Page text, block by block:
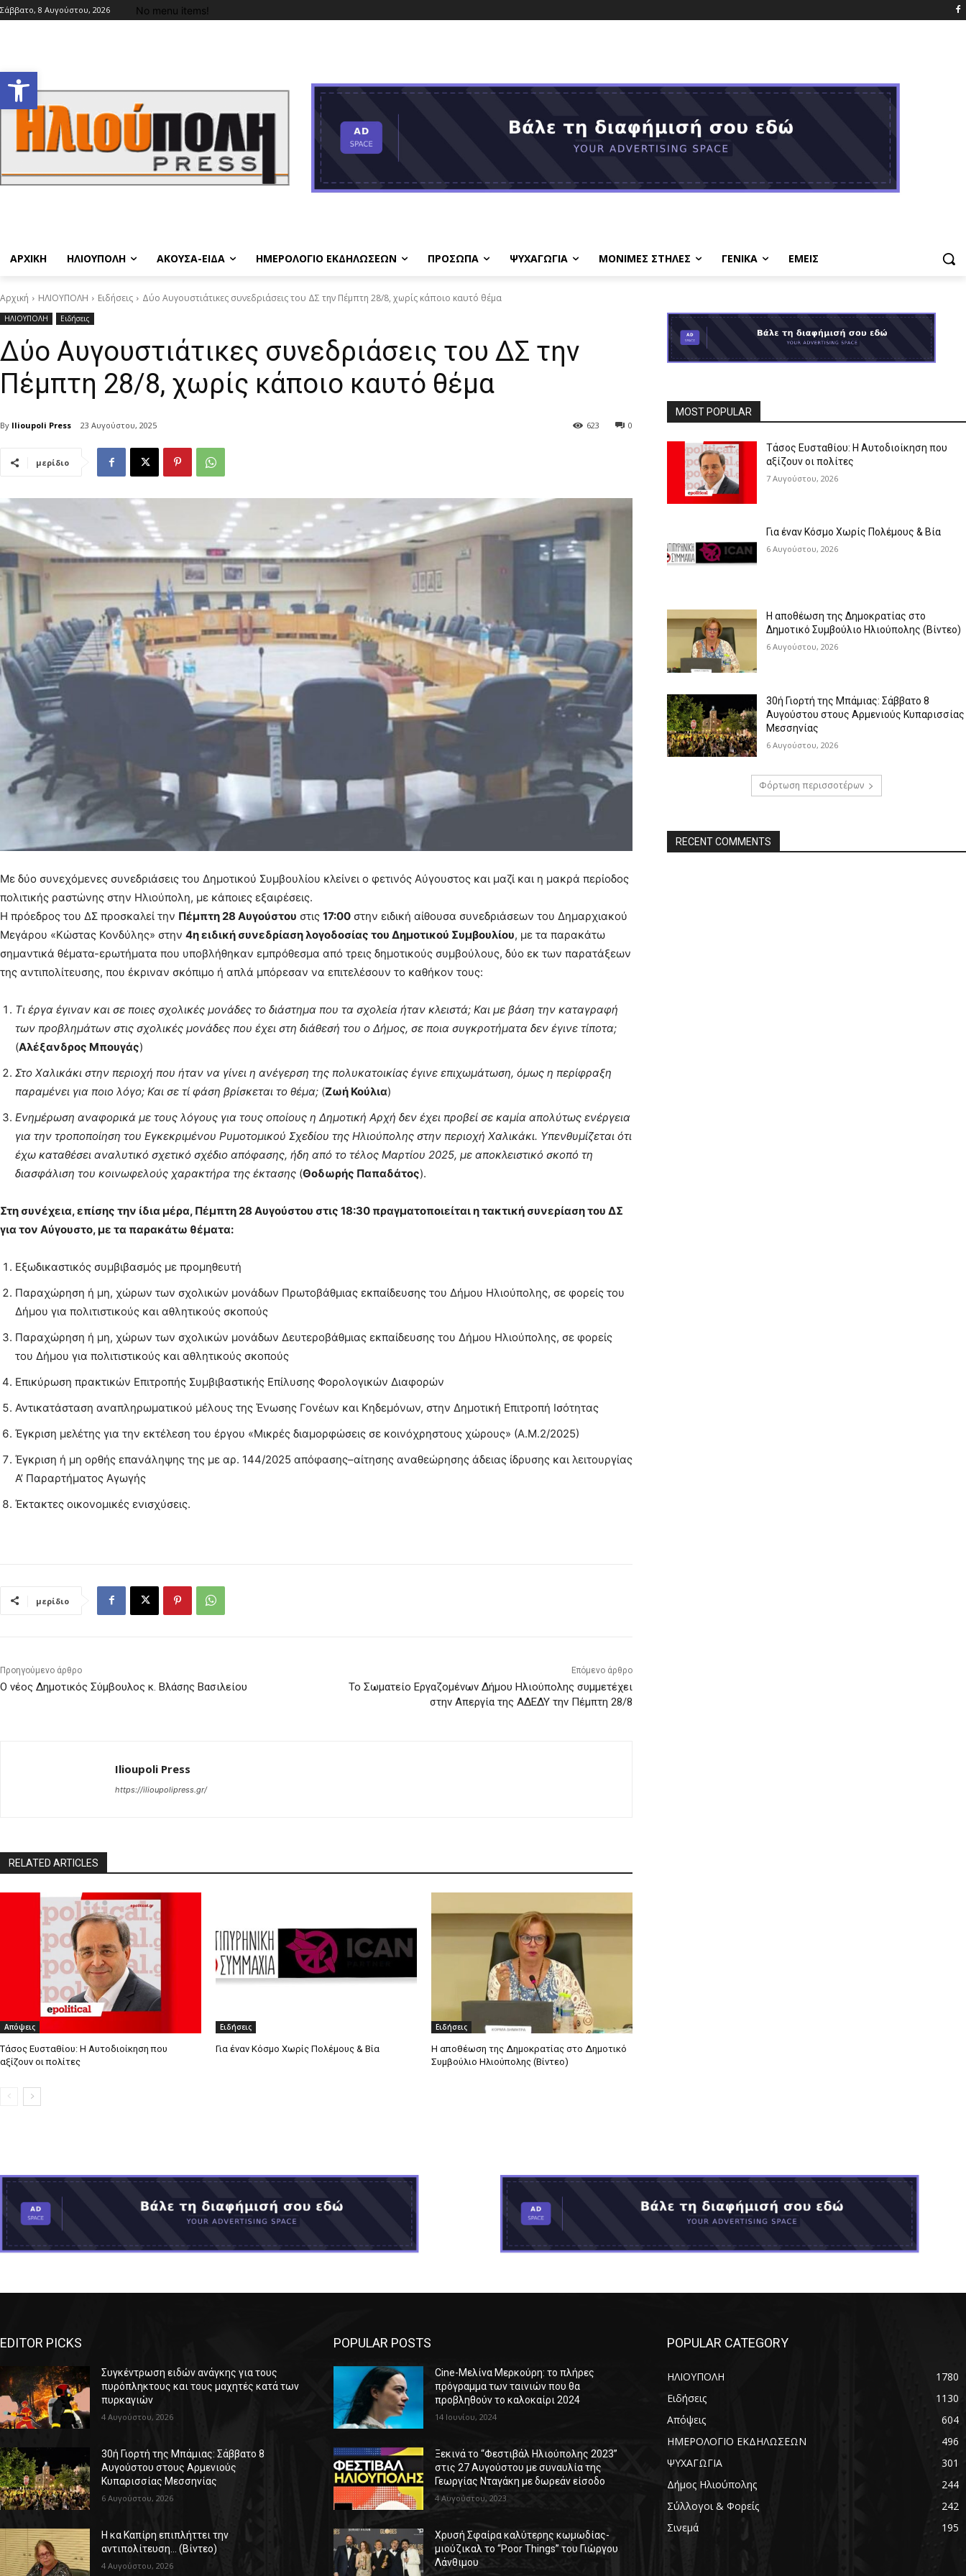
Ανοίξτε τη γραμμή εργαλείων
Σάββατο, 8 Αυγούστου, 2026 No menu items!
ΑΡΧΙΚΗ ΗΛΙΟΥΠΟΛΗ ΑΚΟΥΣΑ-ΕΙΔΑ ΗΜΕΡΟΛΟΓΙΟ ΕΚΔΗΛΩΣΕΩΝ ΠΡΟΣΩΠΑ ΨΥΧΑΓΩΓΙΑ ΜΟΝΙΜΕΣ ΣΤΗΛΕΣ ΓΕΝΙΚΑ ΕΜΕΙΣ
Αρχική ΗΛΙΟΥΠΟΛΗ Ειδήσεις Δύο Αυγουστιάτικες συνεδριάσεις του ΔΣ την Πέμπτη 28/8, χωρίς κάποιο καυτό θέμα
ΗΛΙΟΥΠΟΛΗ Ειδήσεις
Δύο Αυγουστιάτικες συνεδριάσεις του ΔΣ την
Πέμπτη 28/8, χωρίς κάποιο καυτό θέμα
By Ilioupoli Press 23 Αυγούστου, 2025 0
623
μερίδιο
Με δύο συνεχόμενες συνεδριάσεις του Δημοτικού Συμβουλίου κλείνει ο φετινός Αύγουστος και μαζί και η μακρά περίοδος
πολιτικής ραστώνης στην Ηλιούπολη, με κάποιες εξαιρέσεις.
Η πρόεδρος του ΔΣ προσκαλεί την Πέμπτη 28 Αυγούστου στις 17:00 στην ειδική αίθουσα συνεδριάσεων του Δημαρχιακού
Μεγάρου «Κώστας Κονδύλης» στην 4η ειδική συνεδρίαση λογοδοσίας του Δημοτικού Συμβουλίου, με τα παρακάτω
σημαντικά θέματα-ερωτήματα που υποβλήθηκαν εμπρόθεσμα από τρεις δημοτικούς συμβούλους, δύο εκ των παρατάξεων
της αντιπολίτευσης, που έκριναν σκόπιμο ή απλά μπόρεσαν να επιτελέσουν το καθήκον τους:
Τι έργα έγιναν και σε ποιες σχολικές μονάδες το διάστημα που τα σχολεία ήταν κλειστά; Και με βάση την καταγραφή
των προβλημάτων στις σχολικές μονάδες που έχει στη διάθεσή του ο Δήμος, σε ποια συγκροτήματα δεν έγινε τίποτα;
(Αλέξανδρος Μπουγάς)
Στο Χαλικάκι στην περιοχή που ήταν να γίνει η ανέγερση της πολυκατοικίας έγινε επιχωμάτωση, όμως η περίφραξη
παραμένει για ποιο λόγο; Και σε τί φάση βρίσκεται το θέμα; (Ζωή Κούλια)
Ενημέρωση αναφορικά με τους λόγους για τους οποίους η Δημοτική Αρχή δεν έχει προβεί σε καμία απολύτως ενέργεια
για την τροποποίηση του Εγκεκριμένου Ρυμοτομικού Σχεδίου της Ηλιούπολης στην περιοχή Χαλικάκι. Υπενθυμίζεται ότι
έχω καταθέσει αναλυτικό σχετικό σχέδιο απόφασης, ήδη από το τέλος Μαρτίου 2025, με αποκλειστικό σκοπό τη
διασφάλιση του κοινωφελούς χαρακτήρα της έκτασης (Θοδωρής Παπαδάτος).
Στη συνέχεια, επίσης την ίδια μέρα, Πέμπτη 28 Αυγούστου στις 18:30 πραγματοποιείται η τακτική συνερίαση του ΔΣ
για τον Αύγουστο, με τα παρακάτω θέματα:
Εξωδικαστικός συμβιβασμός με προμηθευτή
Παραχώρηση ή μη, χώρων των σχολικών μονάδων Πρωτοβάθμιας εκπαίδευσης του Δήμου Ηλιούπολης, σε φορείς του
Δήμου για πολιτιστικούς και αθλητικούς σκοπούς
Παραχώρηση ή μη, χώρων των σχολικών μονάδων Δευτεροβάθμιας εκπαίδευσης του Δήμου Ηλιούπολης, σε φορείς
του Δήμου για πολιτιστικούς και αθλητικούς σκοπούς
Επικύρωση πρακτικών Επιτροπής Συμβιβαστικής Επίλυσης Φορολογικών Διαφορών
Αντικατάσταση αναπληρωματικού μέλους της Ένωσης Γονέων και Κηδεμόνων, στην Δημοτική Επιτροπή Ισότητας
Έγκριση μελέτης για την εκτέλεση του έργου «Μικρές διαμορφώσεις σε κοινόχρηστους χώρους» (Α.Μ.2/2025)
Έγκριση ή μη ορθής επανάληψης της με αρ. 144/2025 απόφασης–αίτησης αναθεώρησης άδειας ίδρυσης και λειτουργίας
Α’ Παραρτήματος Αγωγής
Έκτακτες οικονομικές ενισχύσεις.
μερίδιο
Προηγούμενο άρθρο
Ο νέος Δημοτικός Σύμβουλος κ. Βλάσης Βασιλείου
Επόμενο άρθρο
Το Σωματείο Εργαζομένων Δήμου Ηλιούπολης συμμετέχει
στην Απεργία της ΑΔΕΔΥ την Πέμπτη 28/8
Ilioupoli Press
https://ilioupolipress.gr/
RELATED ARTICLES
Απόψεις
Τάσος Ευσταθίου: Η Αυτοδιοίκηση που
αξίζουν οι πολίτες
Ειδήσεις
Για έναν Κόσμο Χωρίς Πολέμους & Βία
Ειδήσεις
Η αποθέωση της Δημοκρατίας στο Δημοτικό
Συμβούλιο Ηλιούπολης (Βίντεο)
MOST POPULAR
Τάσος Ευσταθίου: Η Αυτοδιοίκηση που
αξίζουν οι πολίτες
7 Αυγούστου, 2026
Για έναν Κόσμο Χωρίς Πολέμους & Βία
6 Αυγούστου, 2026
Η αποθέωση της Δημοκρατίας στο
Δημοτικό Συμβούλιο Ηλιούπολης (Βίντεο)
6 Αυγούστου, 2026
30ή Γιορτή της Μπάμιας: Σάββατο 8
Αυγούστου στους Αρμενιούς Κυπαρισσίας
Μεσσηνίας
6 Αυγούστου, 2026
Φόρτωση περισσοτέρων
RECENT COMMENTS
EDITOR PICKS
Συγκέντρωση ειδών ανάγκης για τους
πυρόπληκτους και τους μαχητές κατά των
πυρκαγιών
4 Αυγούστου, 2026
30ή Γιορτή της Μπάμιας: Σάββατο 8
Αυγούστου στους Αρμενιούς
Κυπαρισσίας Μεσσηνίας
6 Αυγούστου, 2026
Η κα Καπίρη επιπλήττει την
αντιπολίτευση… (Βίντεο)
4 Αυγούστου, 2026
POPULAR POSTS
Cine-Μελίνα Μερκούρη: το πλήρες
πρόγραμμα των ταινιών που θα
προβληθούν το καλοκαίρι 2024
14 Ιουνίου, 2024
Ξεκινά το “Φεστιβάλ Ηλιούπολης 2023”
στις 27 Αυγούστου με συναυλία της
Γεωργίας Νταγάκη με δωρεάν είσοδο
4 Αυγούστου, 2023
Χρυσή Σφαίρα καλύτερης κωμωδίας-
μιούζικαλ το “Poor Things” του Γιώργου
Λάνθιμου
POPULAR CATEGORY
ΗΛΙΟΥΠΟΛΗ
1780
Ειδήσεις
1130
Απόψεις
604
ΗΜΕΡΟΛΟΓΙΟ ΕΚΔΗΛΩΣΕΩΝ
496
ΨΥΧΑΓΩΓΙΑ
301
Δήμος Ηλιούπολης
244
Σύλλογοι & Φορείς
242
Σινεμά
195